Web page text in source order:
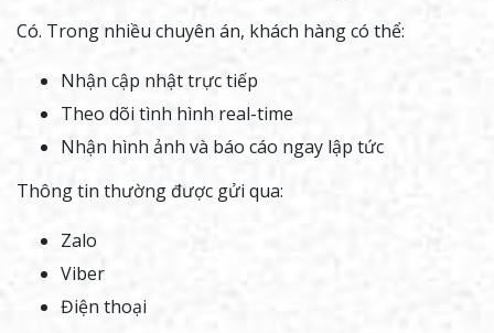
Có. Trong nhiều chuyên án, khách hàng có thể:
Nhận cập nhật trực tiếp
Theo dõi tình hình real-time
Nhận hình ảnh và báo cáo ngay lập tức
Thông tin thường được gửi qua:
Zalo
Viber
Điện thoại